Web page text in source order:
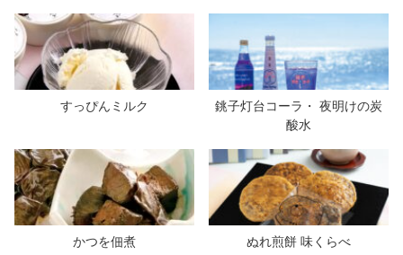
すっぴんミルク
銚子灯台コーラ・ 夜明けの炭
酸水
かつを佃煮 ぬれ煎餅 味くらべ